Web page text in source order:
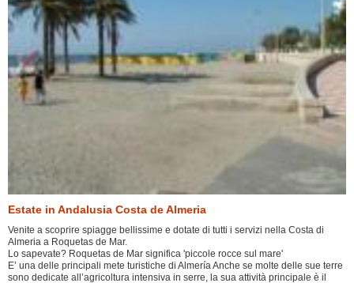
Estate in Andalusia Costa de Almeria
Venite a scoprire spiagge bellissime e dotate di tutti i servizi nella Costa di
Almeria a Roquetas de Mar.
Lo sapevate? Roquetas de Mar significa 'piccole rocce sul mare'
E’ una delle principali mete turistiche di Almería Anche se molte delle sue terre
sono dedicate all’agricoltura intensiva in serre, la sua attività principale è il